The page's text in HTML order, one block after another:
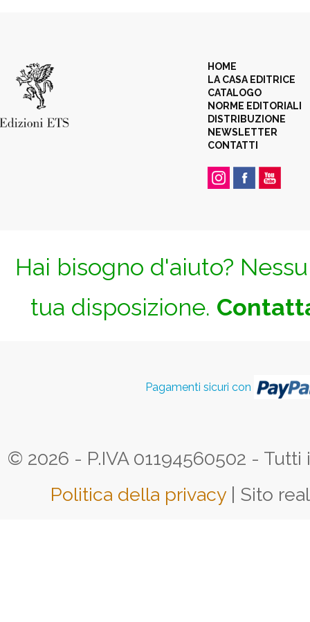
HOME
LA CASA EDITRICE
CATALOGO
NORME EDITORIALI
DISTRIBUZIONE
NEWSLETTER
CONTATTI
Hai bisogno d'aiuto?
tua disposizione.
Pagamenti sicuri con
© 2026 - P.IVA 01194560502 -
Politica della privacy | Sito